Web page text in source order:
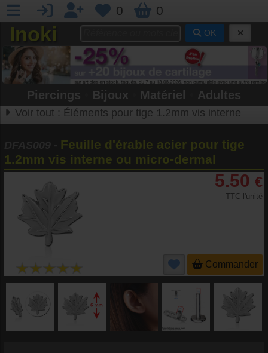
0 0
Inoki OK
Piercings Bijoux Matériel Adultes
Voir tout : Éléments pour tige 1.2mm vis interne
Feuille d'érable acier pour tige
1.2mm vis interne ou micro-dermal
5.50 €
TTC l'unité
Commander